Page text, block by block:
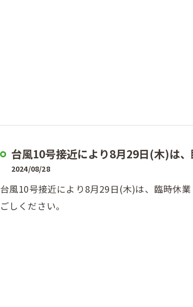
台風10号接近により8月29日(木)は
2024/08/28
台風10号接近により8月29日(木)は、臨時休
ごしください。